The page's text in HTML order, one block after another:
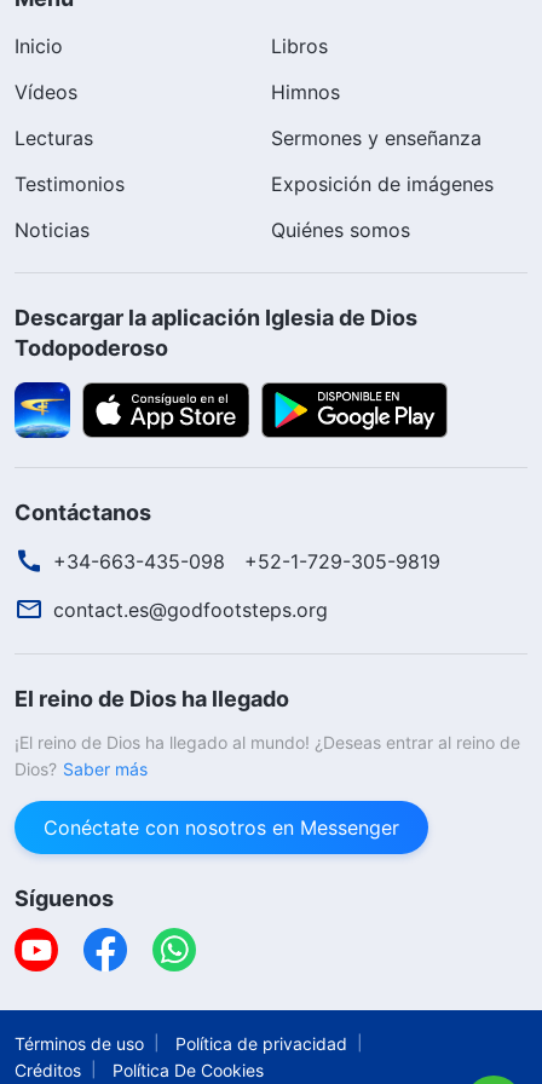
Inicio
Libros
Vídeos
Himnos
Lecturas
Sermones y enseñanza
Testimonios
Exposición de imágenes
Noticias
Quiénes somos
Descargar la aplicación Iglesia de Dios
Todopoderoso
Contáctanos
+34-663-435-098
+52-1-729-305-9819
contact.es@godfootsteps.org
El reino de Dios ha llegado
¡El reino de Dios ha llegado al mundo! ¿Deseas entrar al reino de
Dios? Saber más
Conéctate con nosotros en Messenger
Síguenos
Términos de uso
Política de privacidad
Créditos
Política De Cookies